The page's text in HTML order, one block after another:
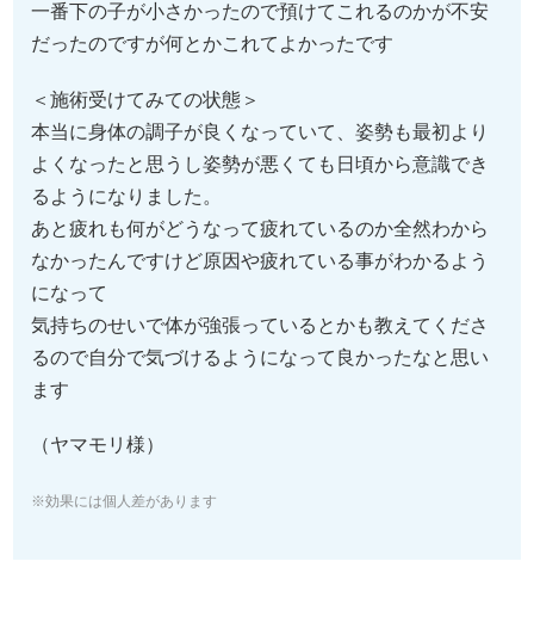
一番下の子が小さかったので預けてこれるのかが不安
だったのですが何とかこれてよかったです
＜施術受けてみての状態＞
本当に身体の調子が良くなっていて、姿勢も最初より
よくなったと思うし姿勢が悪くても日頃から意識でき
るようになりました。
あと疲れも何がどうなって疲れているのか全然わから
なかったんですけど原因や疲れている事がわかるよう
になって
気持ちのせいで体が強張っているとかも教えてくださ
るので自分で気づけるようになって良かったなと思い
ます
（ヤマモリ様）
※効果には個人差があります